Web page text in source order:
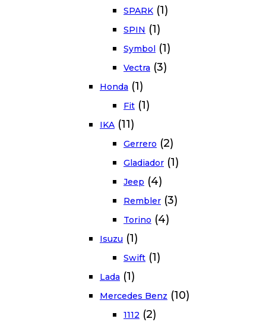
SPARK (1)
SPIN (1)
Symbol (1)
Vectra (3)
Honda (1)
Fit (1)
IKA (11)
Gerrero (2)
Gladiador (1)
Jeep (4)
Rembler (3)
Torino (4)
Isuzu (1)
Swift (1)
Lada (1)
Mercedes Benz (10)
1112 (2)